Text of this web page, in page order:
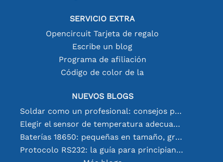
SERVICIO EXTRA
Opencircuit Tarjeta de regalo
Escribe un blog
Programa de afiliación
Código de color de la
NUEVOS BLOGS
Soldar como un profesional: consejos para conexiones electrónicas perfectas
Elegir el sensor de temperatura adecuado [youtube]
Baterías 18650: pequeñas en tamaño, grandes en rendimiento
Protocolo RS232: la guía para principiantes